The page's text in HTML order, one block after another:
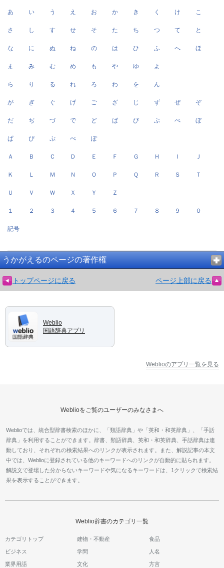
あ い う え お か き く け こ
さ し す せ そ た ち つ て と
な に ぬ ね の は ひ ふ へ ほ
ま み む め も や ゆ よ
ら り る れ ろ わ を ん
が ぎ ぐ げ ご ざ じ ず ぜ ぞ
だ ぢ づ で ど ば び ぶ べ ぼ
ぱ ぴ ぷ ぺ ぽ
Ａ Ｂ Ｃ Ｄ Ｅ Ｆ Ｇ Ｈ Ｉ Ｊ
Ｋ Ｌ Ｍ Ｎ Ｏ Ｐ Ｑ Ｒ Ｓ Ｔ
Ｕ Ｖ Ｗ Ｘ Ｙ Ｚ
１ ２ ３ ４ ５ ６ ７ ８ ９ ０
記号
うかがえるのページの著作権
トップページに戻る ページ上部に戻る
Weblio
国語辞典アプリ
Weblioのアプリ一覧を見る
Weblioをご覧のユーザーのみなさまへ
Weblioでは、統合型辞書検索のほかに、「類語辞典」や「英和・和英辞典」、「手話
辞典」を利用することができます。辞書、類語辞典、英和・和英辞典、手話辞典は連
動しており、それぞれの検索結果へのリンクが表示されます。また、解説記事の本文
中では、Weblioに登録されている他のキーワードへのリンクが自動的に貼られます。
解説文で登場した分からないキーワードや気になるキーワードは、1クリックで検索結
果を表示することができます。
Weblio辞書のカテゴリ一覧
カテゴリトップ 建物・不動産 食品
ビジネス 学問 人名
業界用語 文化 方言